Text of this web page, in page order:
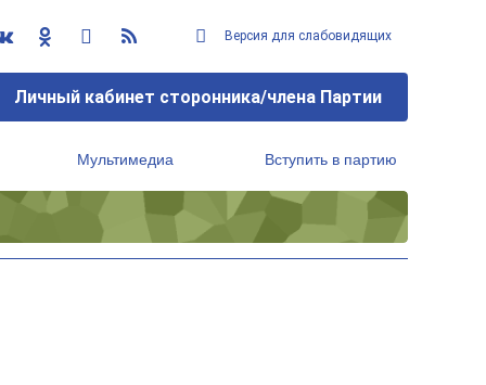
Версия для слабовидящих
Личный кабинет сторонника/члена Партии
Мультимедиа Вступить в партию